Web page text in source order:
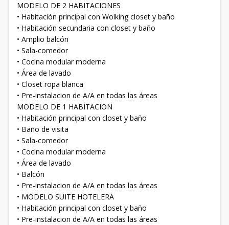
MODELO DE 2 HABITACIONES
• Habitación principal con Wolking closet y baño
• Habitación secundaria con closet y baño
• Amplio balcón
• Sala-comedor
• Cocina modular moderna
• Área de lavado
• Closet ropa blanca
• Pre-instalacion de A/A en todas las áreas
MODELO DE 1 HABITACION
• Habitación principal con closet y baño
• Baño de visita
• Sala-comedor
• Cocina modular moderna
• Área de lavado
• Balcón
• Pre-instalacion de A/A en todas las áreas
• MODELO SUITE HOTELERA
• Habitación principal con closet y baño
• Pre-instalacion de A/A en todas las áreas